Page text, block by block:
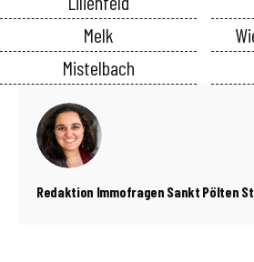
Melk
Mistelbach
Redaktion Immofragen Sankt Pölten